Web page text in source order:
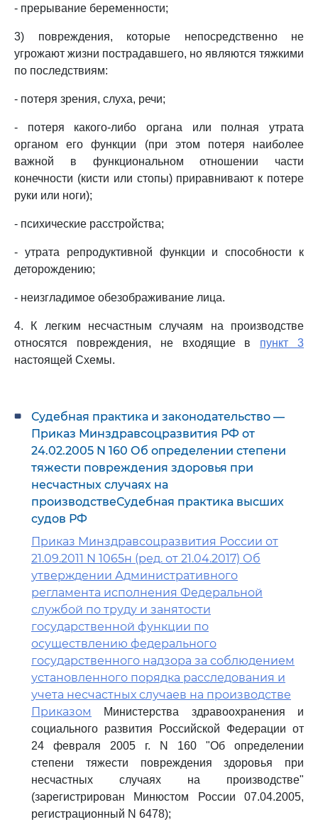
- прерывание беременности;
3) повреждения, которые непосредственно не
угрожают жизни пострадавшего, но являются тяжкими
по последствиям:
- потеря зрения, слуха, речи;
- потеря какого-либо органа или полная утрата
органом его функции (при этом потеря наиболее
важной в функциональном отношении части
конечности (кисти или стопы) приравнивают к потере
руки или ноги);
- психические расстройства;
- утрата репродуктивной функции и способности к
деторождению;
- неизгладимое обезображивание лица.
4. К легким несчастным случаям на производстве
относятся повреждения, не входящие в пункт 3
настоящей Схемы.
Судебная практика и законодательство —
Приказ Минздравсоцразвития РФ от
24.02.2005 N 160 Об определении степени
тяжести повреждения здоровья при
несчастных случаях на
производствеСудебная практика высших
судов РФ
Приказ Минздравсоцразвития России от
21.09.2011 N 1065н (ред. от 21.04.2017) Об
утверждении Административного
регламента исполнения Федеральной
службой по труду и занятости
государственной функции по
осуществлению федерального
государственного надзора за соблюдением
установленного порядка расследования и
учета несчастных случаев на производстве
Приказом
Министерства здравоохранения и
социального развития Российской Федерации от
24 февраля 2005 г. N 160 "Об определении
степени тяжести повреждения здоровья при
несчастных случаях на производстве"
(зарегистрирован Минюстом России 07.04.2005,
регистрационный N 6478);